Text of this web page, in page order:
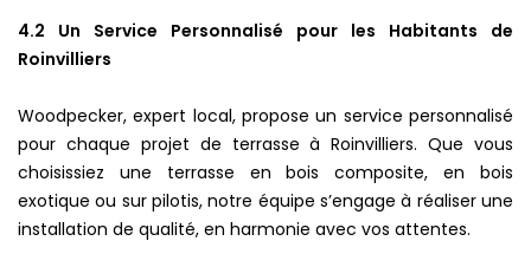
4.2 Un Service Personnalisé pour les Habitants de
Roinvilliers
Woodpecker, expert local, propose un service personnalisé
pour chaque projet de terrasse à Roinvilliers. Que vous
choisissiez une terrasse en bois composite, en bois
exotique ou sur pilotis, notre équipe s’engage à réaliser une
installation de qualité, en harmonie avec vos attentes.